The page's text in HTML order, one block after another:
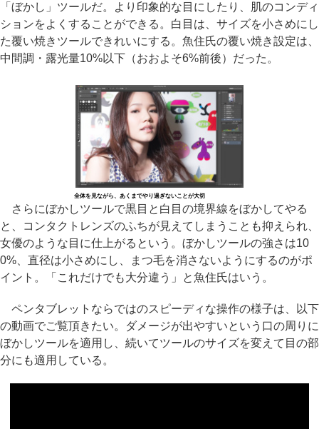
「ぼかし」ツールだ。より印象的な目にしたり、肌のコンディ
ションをよくすることができる。白目は、サイズを小さめにし
た覆い焼きツールできれいにする。魚住氏の覆い焼き設定は、
中間調・露光量10%以下（おおよそ6%前後）だった。
全体を見ながら、あくまでやり過ぎないことが大切
さらにぼかしツールで黒目と白目の境界線をぼかしてやる
と、コンタクトレンズのふちが見えてしまうことも抑えられ、
女優のような目に仕上がるという。ぼかしツールの強さは10
0%、直径は小さめにし、まつ毛を消さないようにするのがポ
イント。「これだけでも大分違う」と魚住氏はいう。
ペンタブレットならではのスピーディな操作の様子は、以下
の動画でご覧頂きたい。ダメージが出やすいという口の周りに
ぼかしツールを適用し、続いてツールのサイズを変えて目の部
分にも適用している。